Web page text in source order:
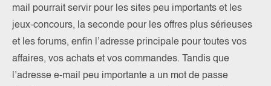
mail pourrait servir pour les sites peu importants et les
jeux-concours, la seconde pour les offres plus sérieuses
et les forums, enfin l’adresse principale pour toutes vos
affaires, vos achats et vos commandes. Tandis que
l’adresse e-mail peu importante a un mot de passe